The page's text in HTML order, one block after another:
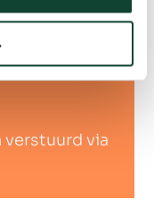
strikt plan
een pallet te
helpen
via